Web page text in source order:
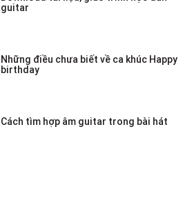
guitar
Những điều chưa biết về ca khúc Happy
birthday
Cách tìm hợp âm guitar trong bài hát